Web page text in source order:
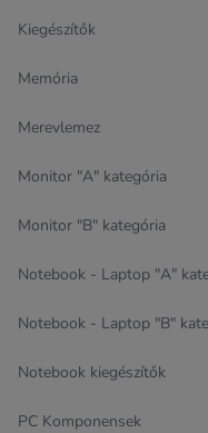
Kiegészítők
Memória
Merevlemez
Monitor "A" kategória
Monitor "B" kategória
Notebook - Laptop "A"
Notebook - Laptop "B"
Notebook kiegészítők
PC Komponensek